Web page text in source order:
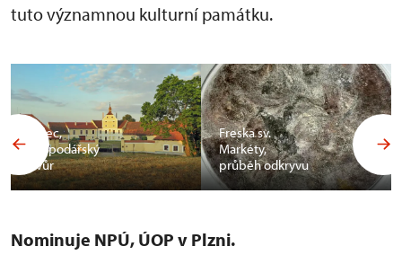
tuto významnou kulturní památku.
Kalec,
hospodářský
dvůr
Freska sv.
Markéty,
průběh odkryvu
Nominuje NPÚ, ÚOP v Plzni.